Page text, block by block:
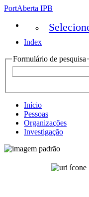
PortAberta IPB
Index
Formulário de pesquisa
Início
Pessoas
Organizações
Investigação